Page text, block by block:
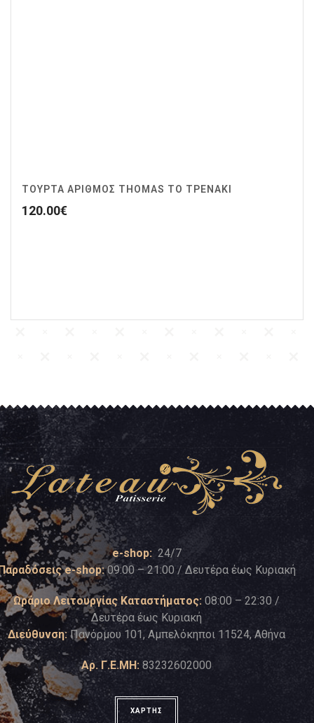
ΤΟΥΡΤΑ ΑΡΙΘΜΟΣ THOMAS ΤΟ ΤΡΕΝΑΚΙ
120.00€
e-shop: 24/7
e-shop:09:00 – 21:00 / Δευτέρα έως Κυριακή
Ωράριο Λειτουργίας Καταστήματος: 08:00 – 22:30 /
Δευτέρα έως Κυριακή
Διεύθυνση: Πανόρμου 101, Αμπελόκηποι 11524, Αθήνα
Αρ. Γ.Ε.ΜΗ: 83232602000
ΧΑΡΤΗΣ